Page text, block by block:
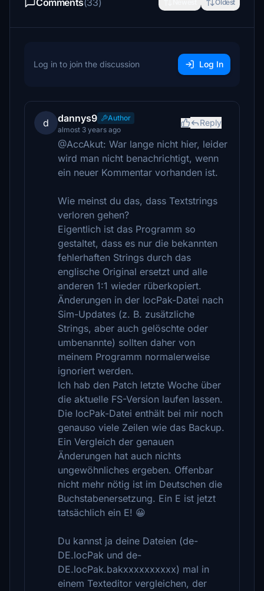
Comments(33) Oldest
Log in to join the discussion Log In
d dannys9
Author
almost 3 years ago
Reply
@AccAkut: War lange nicht hier, leider
wird man nicht benachrichtigt, wenn
ein neuer Kommentar vorhanden ist.
Wie meinst du das, dass Textstrings
verloren gehen?
Eigentlich ist das Programm so
gestaltet, dass es nur die bekannten
fehlerhaften Strings durch das
englische Original ersetzt und alle
anderen 1:1 wieder rüberkopiert.
Änderungen in der locPak-Datei nach
Sim-Updates (z. B. zusätzliche
Strings, aber auch gelöschte oder
umbenannte) sollten daher von
meinem Programm normalerweise
ignoriert werden.
Ich hab den Patch letzte Woche über
die aktuelle FS-Version laufen lassen.
Die locPak-Datei enthält bei mir noch
genauso viele Zeilen wie das Backup.
Ein Vergleich der genauen
Änderungen hat auch nichts
ungewöhnliches ergeben. Offenbar
nicht mehr nötig ist im Deutschen die
Buchstabenersetzung. Ein E ist jetzt
tatsächlich ein E! 😀
Du kannst ja deine Dateien (de-
DE.locPak und de-
DE.locPak.bakxxxxxxxxxx) mal in
einem Texteditor vergleichen, der